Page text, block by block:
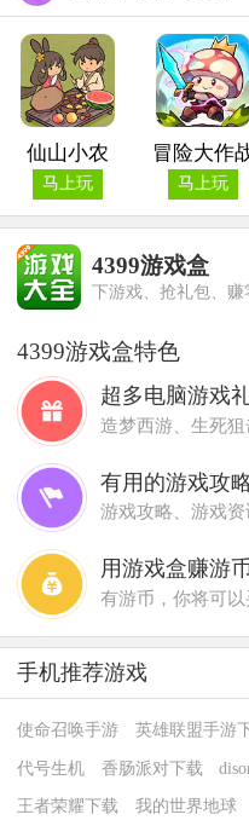
仙山小农
马上玩
冒险大作
马上玩
4399游戏盒
下游戏、抢礼包、赚
4399游戏盒特色
超多电脑游戏
造梦西游、生死
有用的游戏攻
游戏攻略、游戏
用游戏盒赚游币
有游币，你将可
手机推荐游戏
使命召唤手游 英雄联盟手游
代号生机 香肠派对下载
王者荣耀下载 我的世界地球